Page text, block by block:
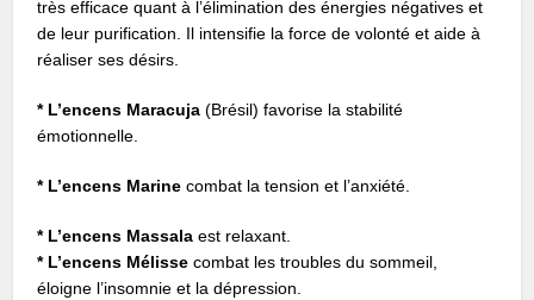
très efficace quant à l’élimination des énergies négatives et
de leur purification. Il intensifie la force de volonté et aide à
réaliser ses désirs.
* L’encens Maracuja (Brésil) favorise la stabilité
émotionnelle.
* L’encens Marine combat la tension et l’anxiété.
* L’encens Massala est relaxant.
* L’encens Mélisse combat les troubles du sommeil,
éloigne l’insomnie et la dépression.